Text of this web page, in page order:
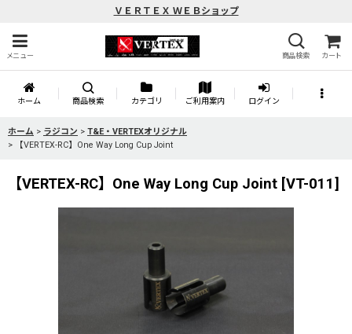
ＶＥＲＴＥＸ ＷＥＢショップ
メニュー 商品検索 カート
ホーム 商品検索 カテゴリ ご利用案内 ログイン
ホーム > ラジコン > T&E・VERTEXオリジナル
>
【VERTEX-RC】One Way Long Cup Joint
【VERTEX-RC】One Way Long Cup Joint [VT-011]